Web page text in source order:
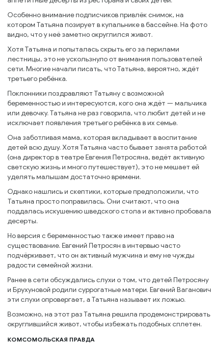
Особенно внимание подписчиков привлёк снимок, на
котором Татьяна позирует в купальнике в бассейне. На фото
видно, что у неё заметно округлился живот.
Хотя Татьяна и попыталась скрыть его за перилами
лестницы, это не ускользнуло от внимания пользователей
сети. Многие начали писать, что Татьяна, вероятно, ждёт
третьего ребёнка.
Поклонники поздравляют Татьяну с возможной
беременностью и интересуются, кого она ждёт — мальчика
или девочку. Татьяна не раз говорила, что любит детей и не
исключает появления третьего ребёнка в их семье.
Она заботливая мама, которая вкладывает в воспитание
детей всю душу. Хотя Татьяна часто бывает занята работой
(она директор в театре Евгения Петросяна, ведёт активную
светскую жизнь и много путешествует), это не мешает ей
уделять малышам достаточно времени.
Однако нашлись и скептики, которые предположили, что
Татьяна просто поправилась. Они считают, что она
поддалась искушению шведского стола и активно пробовала
десерты.
Но версия с беременностью также имеет право на
существование. Евгений Петросян в интервью часто
подчёркивает, что он активный мужчина и ему не чужды
радости семейной жизни.
Ранее в сети обсуждались слухи о том, что детей Петросяну
и Брухуновой родили суррогатные матери. Евгений Ваганович
эти слухи опровергает, а Татьяна называет их ложью.
Возможно, на этот раз Татьяна решила продемонстрировать
округлившийся живот, чтобы избежать подобных сплетен.
КОМСОМОЛЬСКАЯ ПРАВДА